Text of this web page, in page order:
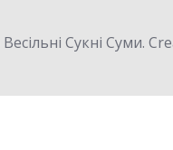
Сукні Суми.